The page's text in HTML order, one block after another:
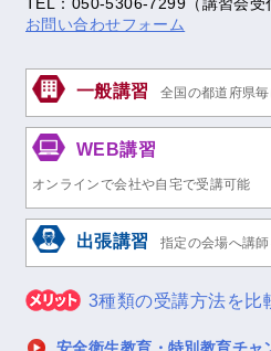
お問い合わせフォーム
一般講習 全国の都道府県
WEB講習
オンラインで会社や自宅で受講可能
出張講習 指定の会場へ講
3種類の受講方法を比